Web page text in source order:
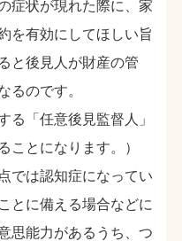
症状が現れた際に、家
を有効にしてほしい旨
と後見人が財産の管
るのです。
る「任意後見監督人」
ことになります。）
では認知症になってい
とに備える場合などに
思能力があるうち、つ